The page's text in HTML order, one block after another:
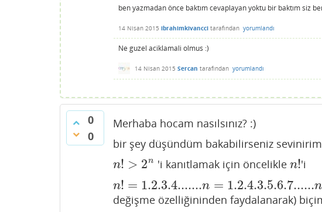
ben yazmadan önce baktım cevaplayan yoktu bir baktım siz
14 Nisan 2015 ibrahimkivancci tarafından yorumlandı
Ne guzel aciklamali olmus :)
14 Nisan 2015 Sercan tarafından yorumlandı
0
0
Merhaba hocam nasılsınız? :)
bir şey düşündüm bakabilirseniz
n! > 2n
n!> 2n 'i kanıtlamak için öncelikle n!
n!'i
n! = 1.2.3.4.......n = 1.2.4.3.5.6.7......n
n!= 1.2.3.4.......n=1.2.4.3.5.6.7......n=23.3.5.7
değişme özelliğininden faydalanarak)